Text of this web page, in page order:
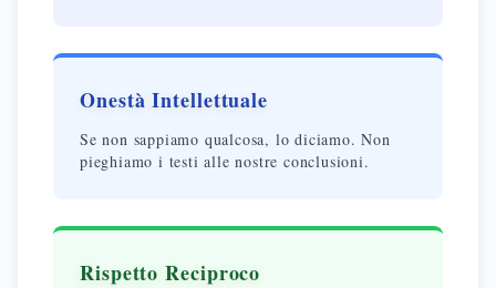
Onestà Intellettuale
Se non sappiamo qualcosa, lo diciamo. Non
pieghiamo i testi alle nostre conclusioni.
Rispetto Reciproco